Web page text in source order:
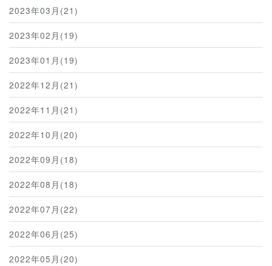
2023年03月(21)
2023年02月(19)
2023年01月(19)
2022年12月(21)
2022年11月(21)
2022年10月(20)
2022年09月(18)
2022年08月(18)
2022年07月(22)
2022年06月(25)
2022年05月(20)